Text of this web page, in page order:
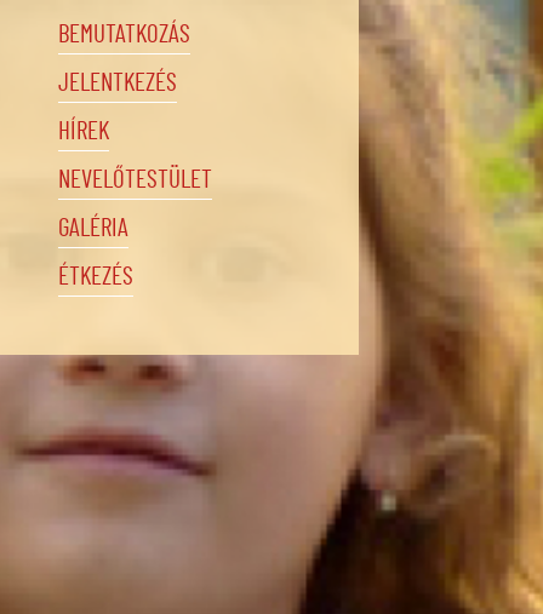
BEMUTATKOZÁS
JELENTKEZÉS
HÍREK
NEVELŐTESTÜLET
GALÉRIA
ÉTKEZÉS